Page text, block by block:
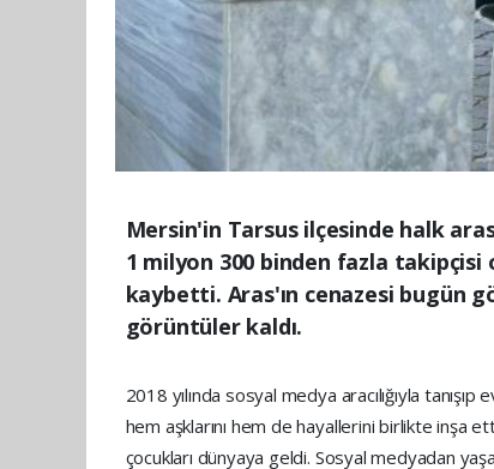
Mersin'in Tarsus ilçesinde halk
1 milyon 300 binden fazla takipçisi
kaybetti. Aras'ın cenazesi bugün
görüntüler kaldı.
2018 yılında sosyal medya aracılığıyla
hem aşklarını hem de hayallerini birlikte inşa
çocukları dünyaya geldi. Sosyal medyadan